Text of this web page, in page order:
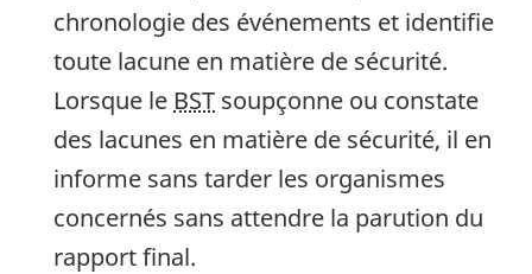
chronologie des événements et identifie
toute lacune en matière de sécurité.
Lorsque le BST soupçonne ou constate
des lacunes en matière de sécurité, il en
informe sans tarder les organismes
concernés sans attendre la parution du
rapport final.